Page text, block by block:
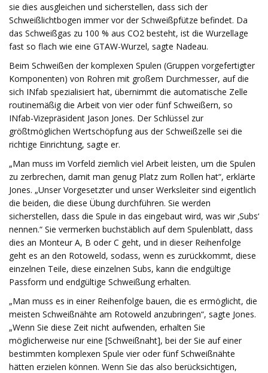
sie dies ausgleichen und sicherstellen, dass sich der
Schweißlichtbogen immer vor der Schweißpfütze befindet. Da
das Schweißgas zu 100 % aus CO2 besteht, ist die Wurzellage
fast so flach wie eine GTAW-Wurzel, sagte Nadeau.
Beim Schweißen der komplexen Spulen (Gruppen vorgefertigter
Komponenten) von Rohren mit großem Durchmesser, auf die
sich INfab spezialisiert hat, übernimmt die automatische Zelle
routinemäßig die Arbeit von vier oder fünf Schweißern, so
INfab-Vizepräsident Jason Jones. Der Schlüssel zur
größtmöglichen Wertschöpfung aus der Schweißzelle sei die
richtige Einrichtung, sagte er.
„Man muss im Vorfeld ziemlich viel Arbeit leisten, um die Spulen
zu zerbrechen, damit man genug Platz zum Rollen hat“, erklärte
Jones. „Unser Vorgesetzter und unser Werksleiter sind eigentlich
die beiden, die diese Übung durchführen. Sie werden
sicherstellen, dass die Spule in das eingebaut wird, was wir ‚Subs‘
nennen.“ Sie vermerken buchstäblich auf dem Spulenblatt, dass
dies an Monteur A, B oder C geht, und in dieser Reihenfolge
geht es an den Rotoweld, sodass, wenn es zurückkommt, diese
einzelnen Teile, diese einzelnen Subs, kann die endgültige
Passform und endgültige Schweißung erhalten.
„Man muss es in einer Reihenfolge bauen, die es ermöglicht, die
meisten Schweißnähte am Rotoweld anzubringen“, sagte Jones.
„Wenn Sie diese Zeit nicht aufwenden, erhalten Sie
möglicherweise nur eine [Schweißnaht], bei der Sie auf einer
bestimmten komplexen Spule vier oder fünf Schweißnähte
hätten erzielen können. Wenn Sie das also berücksichtigen,